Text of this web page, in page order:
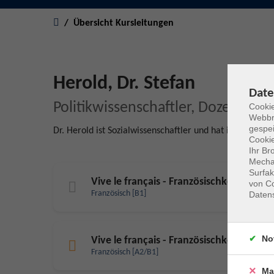
Übersicht Kursleitungen
Herold, Dr. Stefan
Politikwissenschaftler, Dozent für
Dr. Herold ist Sozialwissenschaftler und hat in
Vive le français -
Französisch [B1]
Vive le français -
Französisch [A2/B1]
Ihr
von